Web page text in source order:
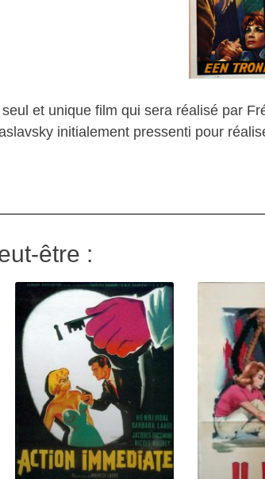
seul et unique film qui sera réalisé par
initialement pressenti pour
être :